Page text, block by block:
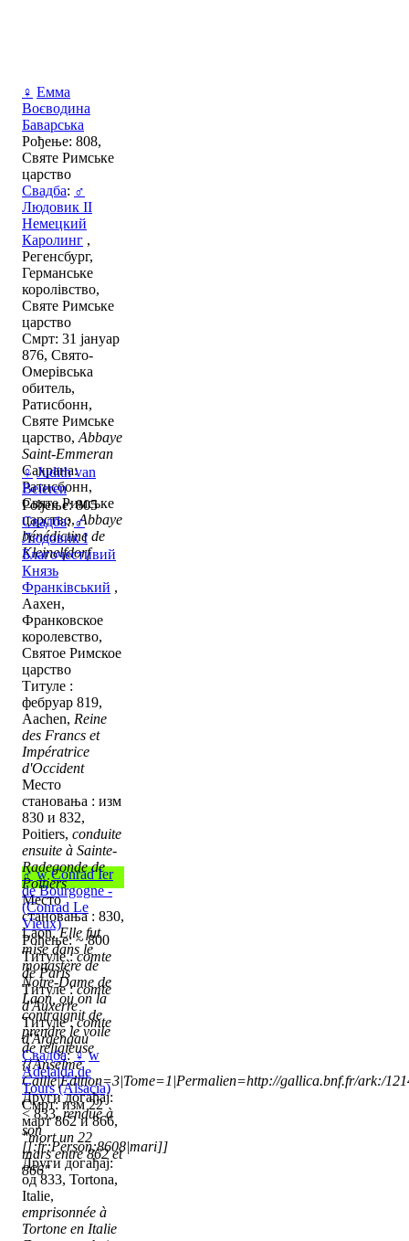
♀ Емма
Воєводина
Баварська
Рођење: 808,
Святе Римське
царство
Свадба: ♂
Людовик II
Немецкий
Каролинг ,
Регенсбург,
Германське
королівство,
Святе Римське
царство
Смрт: 31 јануар
876, Свято-
Омерівська
обитель,
Ратисбонн,
Святе Римське
царство, Abbaye
Saint-Emmeran
Сахрана:
Ратисбонн,
Святе Римське
царство,Abbaye
bénédictine de
Kleinelfdorf
♀ Judith van
Beieren
Рођење: 805
Свадба:♂
Людовик I
Благочестивий
Князь
Франківський ,
Аахен,
Франковское
королевство,
Святое Римское
царство
Титуле :
фебруар 819,
Aachen, Reine
des Francs et
Impératrice
d'Occident
Место
становања : изм
830 и 832,
Poitiers, conduite
ensuite à Sainte-
Radegonde de
Poitiers
Место
становања : 830,
Laon,Elle fut
mise dans le
monastère de
Notre-Dame de
Laon, ou on la
contraignit de
prendre le voile
de religieuse
{{Anselme
Caille|Edition=3|Tome=1|Permalien=http://gallica.bnf.fr/ark:/
Други догађај:
< 833,rendue à
son
[[:fr:Person:8608|mari]]
Други догађај:
од 833, Tortona,
Italie,
emprisonnée à
Tortone en Italie
♂ w Conrad Ier
de Bourgogne -
(Conrad Le
Vieux)
Рођење: ~ 800
Титуле :comte
de Paris
Титуле :comte
d'Auxerre
Титуле :comte
d'Argengau
Свадба:♀ w
Adelaida de
Tours (Alsacia)
Смрт: изм 22
март 862 и 866,
"mort un 22
mars entre 862 et
866"